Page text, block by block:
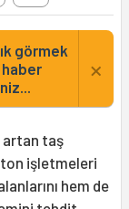
görmek
×
artan taş
işletmeleri
hem de